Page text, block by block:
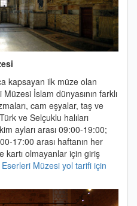
kapsayan ilk müze olan
İslam dünyasının farklı
cam eşyalar, taş ve
ve Selçuklu halıları
ayları arası 09:00-19:00;
17:00 arası haftanın her
kartı olmayanlar için giriş
Müzesi yol tarifi için